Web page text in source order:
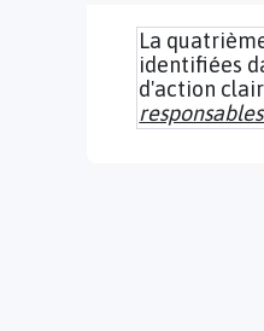
La
identifiées
d'action